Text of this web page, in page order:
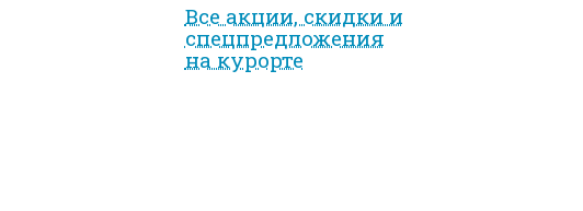
Все акции, скидки и
спец­предложе­ния
на курорте